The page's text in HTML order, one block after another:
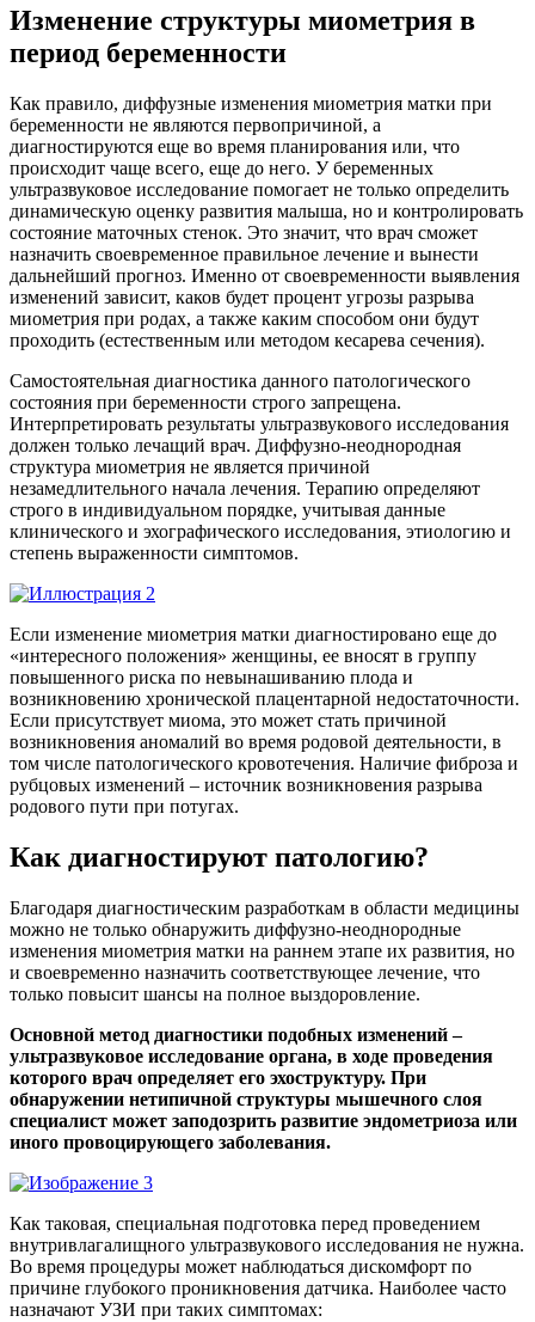
Изменение структуры миометрия в
период беременности
Как правило, диффузные изменения миометрия матки при
беременности не являются первопричиной, а
диагностируются еще во время планирования или, что
происходит чаще всего, еще до него. У беременных
ультразвуковое исследование помогает не только определить
динамическую оценку развития малыша, но и контролировать
состояние маточных стенок. Это значит, что врач сможет
назначить своевременное правильное лечение и вынести
дальнейший прогноз. Именно от своевременности выявления
изменений зависит, каков будет процент угрозы разрыва
миометрия при родах, а также каким способом они будут
проходить (естественным или методом кесарева сечения).
Самостоятельная диагностика данного патологического
состояния при беременности строго запрещена.
Интерпретировать результаты ультразвукового исследования
должен только лечащий врач. Диффузно-неоднородная
структура миометрия не является причиной
незамедлительного начала лечения. Терапию определяют
строго в индивидуальном порядке, учитывая данные
клинического и эхографического исследования, этиологию и
степень выраженности симптомов.
Если изменение миометрия матки диагностировано еще до
«интересного положения» женщины, ее вносят в группу
повышенного риска по невынашиванию плода и
возникновению хронической плацентарной недостаточности.
Если присутствует миома, это может стать причиной
возникновения аномалий во время родовой деятельности, в
том числе патологического кровотечения. Наличие фиброза и
рубцовых изменений – источник возникновения разрыва
родового пути при потугах.
Как диагностируют патологию?
Благодаря диагностическим разработкам в области медицины
можно не только обнаружить диффузно-неоднородные
изменения миометрия матки на раннем этапе их развития, но
и своевременно назначить соответствующее лечение, что
только повысит шансы на полное выздоровление.
Основной метод диагностики подобных изменений –
ультразвуковое исследование органа, в ходе проведения
которого врач определяет его эхоструктуру. При
обнаружении нетипичной структуры мышечного слоя
специалист может заподозрить развитие эндометриоза или
иного провоцирующего заболевания.
Как таковая, специальная подготовка перед проведением
внутривлагалищного ультразвукового исследования не нужна.
Во время процедуры может наблюдаться дискомфорт по
причине глубокого проникновения датчика. Наиболее часто
назначают УЗИ при таких симптомах: